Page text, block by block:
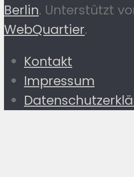
Berlin. Unterstützt
WebQuartier.
Kontakt
Impressum